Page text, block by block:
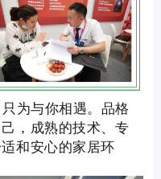
为与你相遇。品格
，成熟的技术、专
和安心的家居环